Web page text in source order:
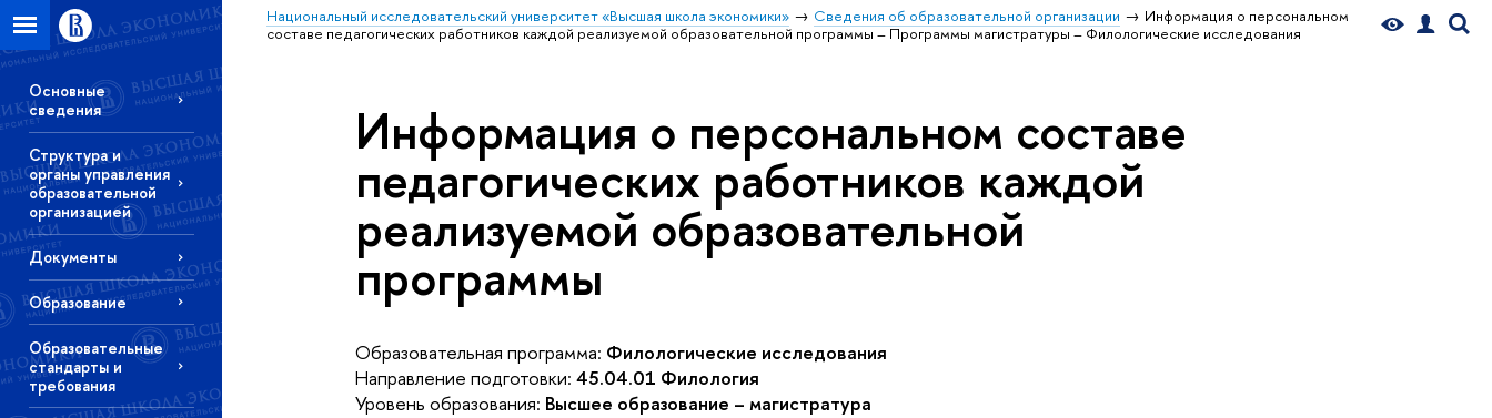
Национальный исследовательский университет «Высшая школа экономики» Сведения об образовательной организации
Информация о персональном
составе педагогических работников каждой реализуемой образовательной программы – Программы магистратуры – Филологические исследования
Основные
сведения
Структура и
органы управления
образовательной
организацией
Документы
Образование
Образовательные
стандарты и
требования
Информация о персональном составе
педагогических работников каждой
реализуемой образовательной
программы
Образовательная программа: Филологические исследования
Направление подготовки: 45.04.01 Филология
Уровень образования: Высшее образование – магистратура